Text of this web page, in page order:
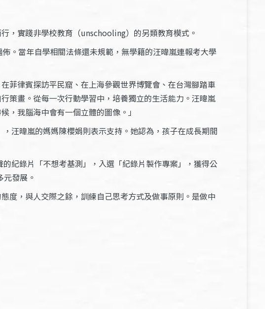
，實踐非學校教育（unschooling）的另類教育模式。
。當年自學相關法條還未規範，無學籍的汪暐嵐連報考大學
菲律賓探訪平民窟、在上海參觀世界博覽會、在台灣腳踏車
策畫。從每一次行動學習中，培養獨立的生活能力。汪暐嵐
，我腦海中會有一個立體的圖像。」
汪暐嵐的媽媽陳櫻娟則表示支持。她認為，孩子在成長期間
紀錄片「不想考基測」，入選「紀錄片製作專案」，獲得公
發展。
度，與人交際之餘，訓練自己思考方式及做事原則。是做中